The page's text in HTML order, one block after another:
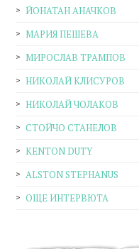
ЙОНАТАН АНАЧКОВ
МАРИЯ ПЕШЕВА
МИРОСЛАВ ТРАМПОВ
НИКОЛАЙ КЛИСУРОВ
НИКОЛАЙ ЧОЛАКОВ
СТОЙЧО СТАНЕЛОВ
KENTON DUTY
ALSTON STEPHANUS
ОЩЕ ИНТЕРВЮТА